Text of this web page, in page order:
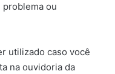
ou
utilizado caso você
na ouvidoria da